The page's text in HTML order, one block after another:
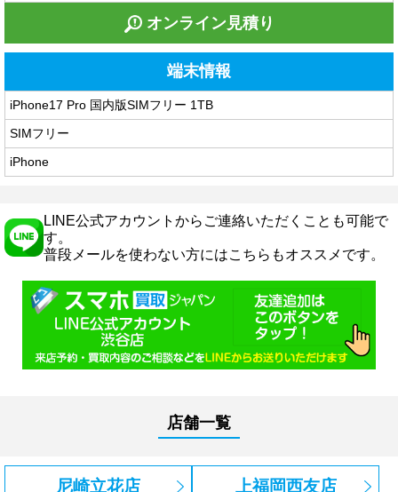
オンライン見積り
端末情報
iPhone17 Pro 国内版SIMフリー 1TB
SIMフリー
iPhone
LINE公式アカウントからご連絡いただくことも可能で
す。
普段メールを使わない方にはこちらもオススメです。
店舗一覧
尼崎立花店 上福岡西友店